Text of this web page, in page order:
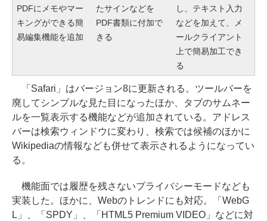
PDFにメモやマー
キングができる簡
易編集機能を追加
たサインなどを
PDF書類に付加で
きる
し、テキスト入力
などを加えて、メ
ールクライアント
上で簡易加工でき
る
「Safari」はバージョン8に更新される。ツールバーを
廃してシンプルな見た目になったほか、タブのサムネー
ルを一覧表示する機能などが追加されている。アドレス
バーは検索ウィンドウに変わり、検索では候補のほかに
Wikipediaの情報なども併せて表示されるようになってい
る。
機能面では履歴を残さないプライバシーモードなども
実装した。ほかに、Webのトレンドにも対応。「WebG
L」、「SPDY」、「HTML5 Premium VIDEO」などに対